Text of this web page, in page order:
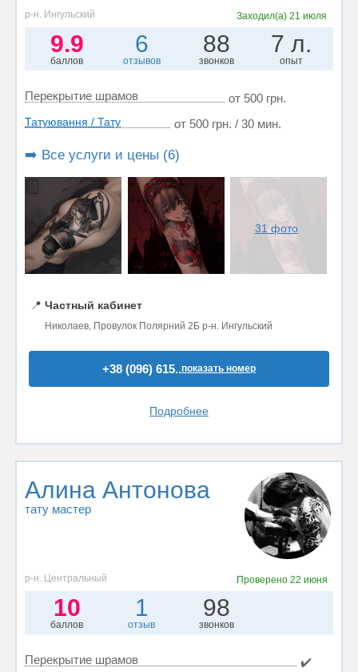
р-н. Ингульский Заходил(а)21 июля
9.9
баллов
6
отзывов
88
звонков
7 л.
опыт
Перекрытие шрамов от 500 грн.
Татуювання / Тату от 500 грн. / 30 мин.
➡️ Все услуги и цены (6)
31 фото
📍 Частный кабинет
Николаев, Провулок Полярний 2Б р-н. Ингульский
+38 (096) 615..показать номер
Подробнее
Алина Антонова
тату мастер
р-н. Центральный Проверено 22 июня
10
баллов
1
отзыв
98
звонков
Перекрытие шрамов ✔️